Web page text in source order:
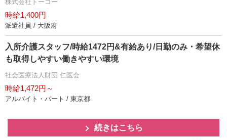
株式会社トーコー
時給1,400円
派遣社員 / 大阪府
入所介護スタッフ/時給1472円&有給あり/日勤のみ・希望休
も取得しやすい働きやすい環境
社会医療法人財団 仁医会
時給1,472円～
アルバイト・パート / 東京都
続きはこちら